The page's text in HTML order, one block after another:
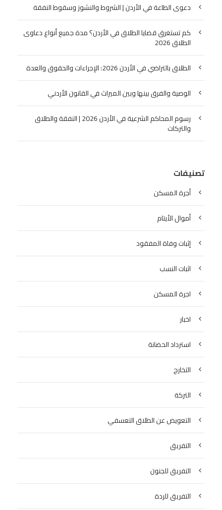
دعوى الطاعة في الأردن | الشروط والنشوز وسقوط النفقة
كم تستغرق قضايا الطلاق في الأردن؟ مدة جميع أنواع دعاوى
الطلاق 2026
الطلاق بالتراضي في الأردن 2026: الإجراءات والحقوق والعدة
الوصية والفرق بينها وبين الميراث في القانون الأردني
رسوم المحاكم الشرعية في الأردن 2026 | النفقة والطلاق
والتركات
تصنيفات
أجرة المسكن
أموال الأيتام
إثبات وفاة المفقود
اثبات النسب
اجرة المسكن
اخبار
استرداد الحضانة
التخارج
التركة
التعويض عن الطلاق التعسفي
التفريق
التفريق للجنون
التفريق للردة